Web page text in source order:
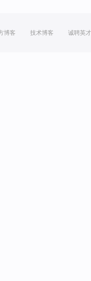
博客 技术博客 诚聘英才